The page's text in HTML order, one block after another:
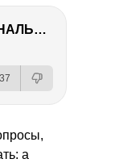
Sony Alpha 7 IV – ФИНАЛЬНЫЙ ОБЗОР
37
а